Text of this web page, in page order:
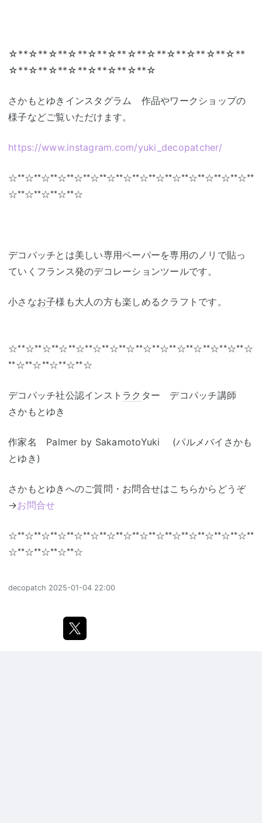
☆**☆**☆**☆**☆**☆**☆**☆**☆**☆**☆**☆**
☆**☆**☆**☆**☆**☆**☆**☆
さかもとゆきインスタグラム 作品やワークショップの
様子などご覧いただけます。
https://www.instagram.com/yuki_decopatcher/
☆**☆**☆**☆**☆**☆**☆**☆**☆**☆**☆**☆**☆**☆**☆**
☆**☆**☆**☆**☆
デコパッチとは美しい専用ペーパーを専用のノリで貼っ
ていくフランス発のデコレーションツールです。
小さ なお子様も大人の方も楽しめるクラフトです。
☆**☆**☆**☆**☆**☆**☆**☆**☆**☆**☆**☆**☆**☆**☆
**☆**☆**☆**☆**☆
デコパッチ社公認インスト ラク ター デコパッチ講師
さかもとゆき
作家名 Palmer by SakamotoYuki (パルメバイさかも
とゆき)
さかもとゆきへのご質問・お問合せはこちらからどうぞ
→お問合せ
☆**☆**☆**☆**☆**☆**☆**☆**☆**☆**☆**☆**☆**☆**☆**
☆**☆**☆**☆**☆
decopatch 2025-01-04 22:00